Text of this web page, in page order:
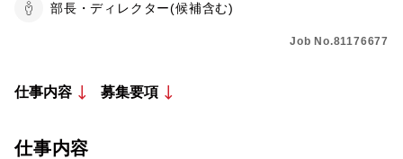
部長・ディレクター(候補含む)
Job No.81176677
仕事内容 募集要項
仕事内容